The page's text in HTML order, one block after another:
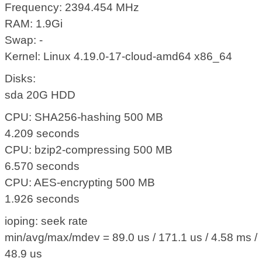
Frequency: 2394.454 MHz
RAM: 1.9Gi
Swap: -
Kernel: Linux 4.19.0-17-cloud-amd64 x86_64
Disks:
sda 20G HDD
CPU: SHA256-hashing 500 MB
4.209 seconds
CPU: bzip2-compressing 500 MB
6.570 seconds
CPU: AES-encrypting 500 MB
1.926 seconds
ioping: seek rate
min/avg/max/mdev = 89.0 us / 171.1 us / 4.58 ms /
48.9 us